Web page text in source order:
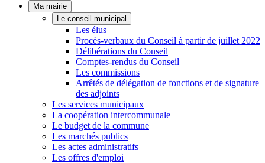
Ma mairie
Le conseil municipal
Les élus
Procès-verbaux du Conseil à partir de juillet 2022
Délibérations du Conseil
Comptes-rendus du Conseil
Les commissions
Arrêtés de délégation de fonctions et de signature
des adjoints
Les services municipaux
La coopération intercommunale
Le budget de la commune
Les marchés publics
Les actes administratifs
Les offres d'emploi